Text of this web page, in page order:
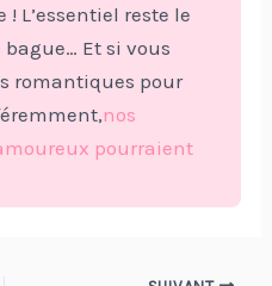
L’essentiel reste le
Et si vous
romantiques pour
nos
pourraient